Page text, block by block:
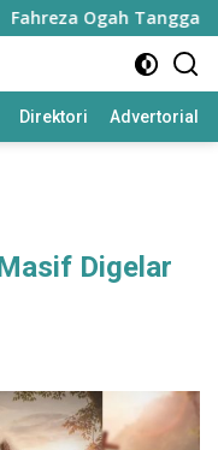
Ogah Tanggapi
Direktori Advertorial
Digelar